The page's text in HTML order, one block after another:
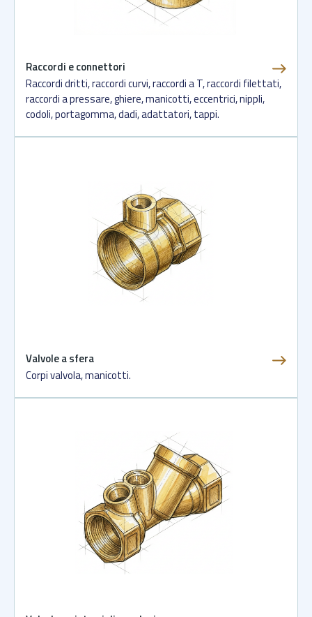
Raccordi e connettori
Raccordi dritti, raccordi curvi, raccordi a T, raccordi filettati,
raccordi a pressare, ghiere, manicotti, eccentrici, nippli,
codoli, portagomma, dadi, adattatori, tappi.
Valvole a sfera
Corpi valvola, manicotti.